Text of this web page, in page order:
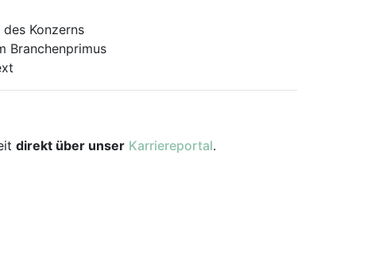
Konzerns
Branchenprimus
direkt über unser Karriereportal.